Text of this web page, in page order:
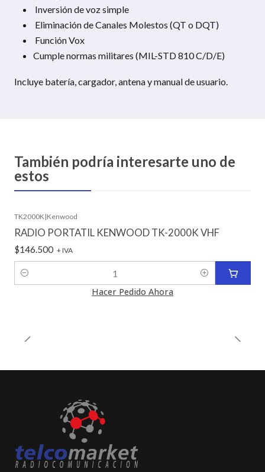
Inversión de voz simple
Eliminación de Canales Molestos (QT o DQT)
Función Vox
Cumple normas militares (MIL-STD 810 C/D/E)
Incluye batería, cargador, antena y manual de usuario.
También podría interesarte uno de
estos
TK2000K |Kenwood
RADIO PORTATIL KENWOOD TK-2000K VHF
$146.500 + IVA
Cantidad
Hacer Pedido Ahora